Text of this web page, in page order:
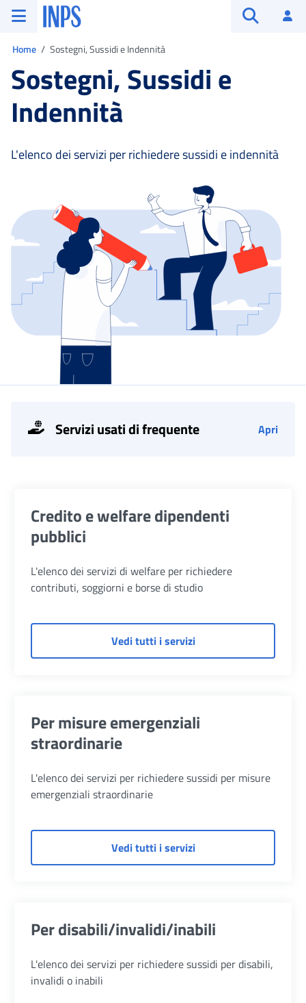
Vai al menu principale
Vai al contenuto principale
Vai al pie' di pagina
INPS ()
Home Sostegni, Sussidi e Indennità
Sostegni, Sussidi e
Indennità
L'elenco dei servizi per richiedere sussidi e indennità
Credito e welfare dipendenti
pubblici
L'elenco dei servizi di welfare per richiedere
contributi, soggiorni e borse di studio
Vedi tutti i servizidi Credito e welfare
Per misure emergenziali
straordinarie
L'elenco dei servizi per richiedere sussidi per misure
emergenziali straordinarie
Vedi tutti i servizidi Per misure
Per disabili/invalidi/inabili
L'elenco dei servizi per richiedere sussidi per disabili,
invalidi o inabili
Servizi usati di frequente Apri